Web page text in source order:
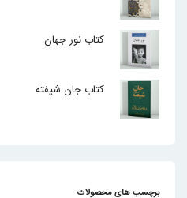
کتاب نور جهان
کتاب جان شیفته
برچسب های محصولات